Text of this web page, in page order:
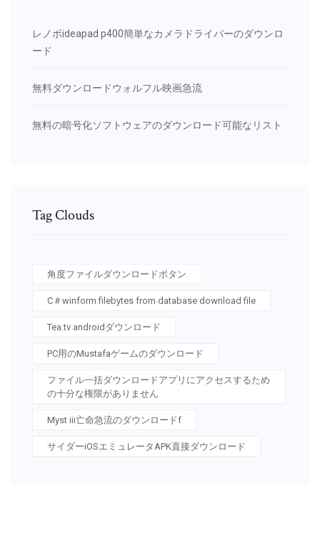
レノボideapad p400簡単なカメラドライバーのダウンロ
ード
無料ダウンロードウォルフル映画急流
無料の暗号化ソフトウェアのダウンロード可能なリスト
Tag Clouds
角度ファイルダウンロードボタン
C＃winform filebytes from database download file
Tea.tv androidダウンロード
PC用のMustafaゲームのダウンロード
ファイル一括ダウンロードアプリにアクセスするため
の十分な権限がありません
Myst iii亡命急流のダウンロードf
サイダーiOSエミュレータAPK直接ダウンロード